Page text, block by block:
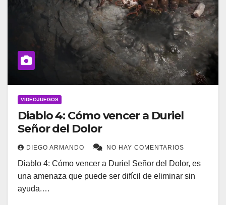
VIDEOJUEGOS
Diablo 4: Cómo vencer a Duriel
Señor del Dolor
DIEGO ARMANDO NO HAY COMENTARIOS
Diablo 4: Cómo vencer a Duriel Señor del Dolor, es
una amenaza que puede ser difícil de eliminar sin
ayuda.…